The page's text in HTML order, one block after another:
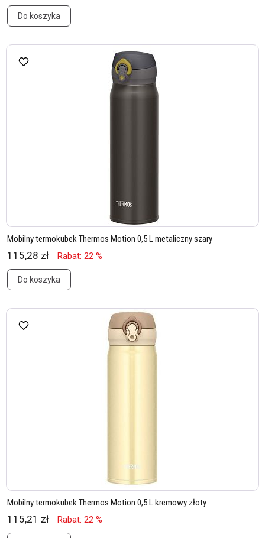
Do koszyka
Mobilny termokubek Thermos Motion 0,5 L metaliczny szary
115,28 zł Rabat: 22 %
Do koszyka
Mobilny termokubek Thermos Motion 0,5 L kremowy złoty
115,21 zł Rabat: 22 %